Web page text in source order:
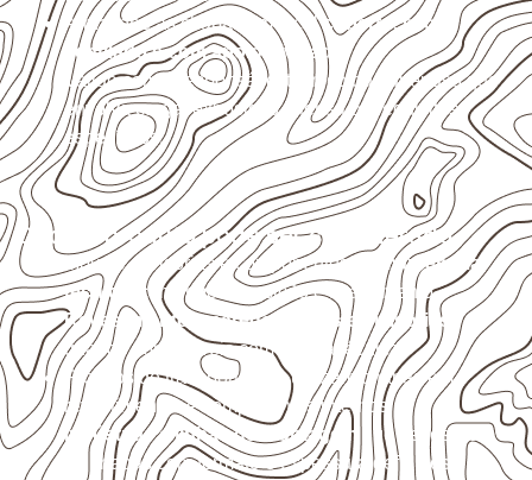
Armazene as chapas em localcoberto, seco,
ventilado e com apoio nivelado
Valide com o responsável técnico qualquer uso que
envolva carga, exposição intensa ou requisitos
específicos.
Onde o produto pode ser considerado
Móveis, divisórias e componentes de
marcenaria
técnica
, conforme exposição e acabamento.
Revestimentos, paredes, pisos e divisórias
quando compatíveis com a ficha técnica.
Projetos de transporte que utilizam chapas em
revestimentos e componentes internos.
Indústrias e linhas de montagem
que necessitam
de chapas com formato e espessura definidos.